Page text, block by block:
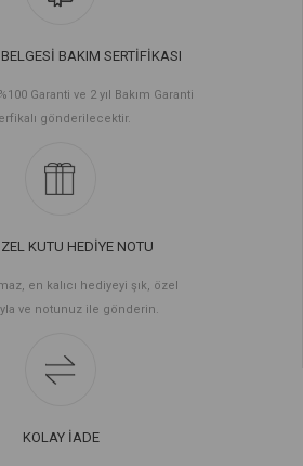
BAKIM SERTİFİKASI
Garanti ve 2 yıl Bakım Garanti
gönderilecektir.
KUTU HEDİYE NOTU
en kalıcı hediyeyi şık, özel
ve notunuz ile gönderin.
KOLAY İADE